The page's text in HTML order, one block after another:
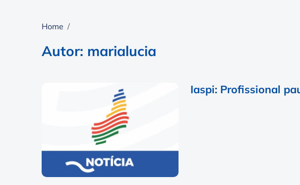
Home
Autor: marialucia
Iaspi: Profissional